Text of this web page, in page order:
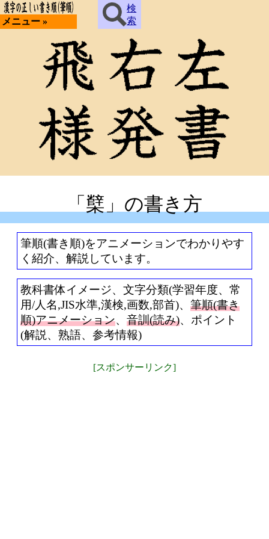
メニュー »
検
索
「櫱」の書き方
筆順(書き順)をアニメーションでわかりやす
く紹介、解説しています。
教科書体イメージ、文字分類(学習年度、常
用/人名,JIS水準,漢検,画数,部首)、 筆順(書き
順)アニメーション、 音訓(読み)、ポイント
(解説、熟語、参考情報)
[スポンサーリンク]